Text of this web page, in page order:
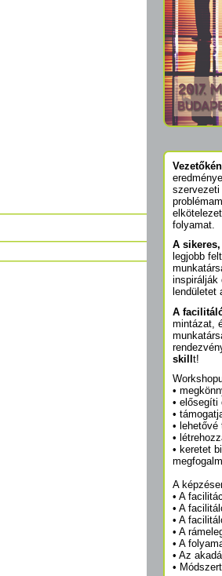
folyamat.
A
legjobb
inspirálják
lendületet
A
mintázat,
skill t!
•
• elősegíti
•
•
•
• keretet
A
• A
• A
• A
• A
• A
• Az
•